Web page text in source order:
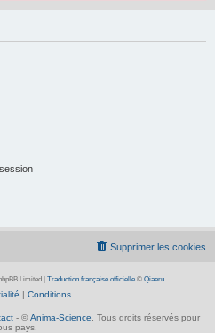
Supprimer les cookies
Limited Traduction française officielle© Qiaeru
| Conditions
- © Anima-Science . Tous droits réservés pour
pays.